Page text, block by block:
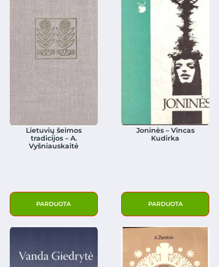
Lietuvių šeimos
tradicijos – A.
Vyšniauskaitė
PARDUOTA
Joninės – Vincas
Kudirka
PARDUOTA